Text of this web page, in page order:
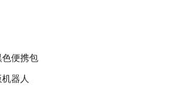
色便携包
机器人